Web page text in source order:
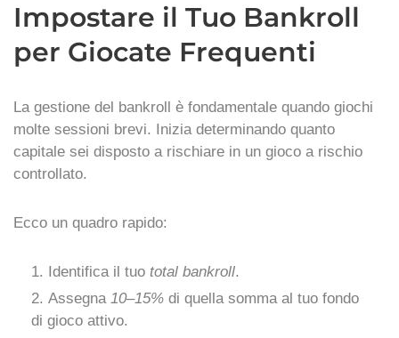
Impostare il Tuo Bankroll
per Giocate Frequenti
La gestione del bankroll è fondamentale quando giochi
molte sessioni brevi. Inizia determinando quanto
capitale sei disposto a rischiare in un gioco a rischio
controllato.
Ecco un quadro rapido:
Identifica il tuo total bankroll.
Assegna 10–15% di quella somma al tuo fondo
di gioco attivo.